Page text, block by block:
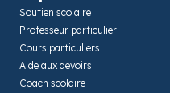
Soutien scolaire
Professeur particulier
Cours particuliers
Aide aux devoirs
Coach scolaire